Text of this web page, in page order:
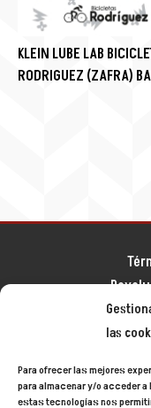
las
Para ofrecer las mejores
para almacenar y/o acceder
estas tecnologías nos
KLEIN LUBE LAB
RODRIGUEZ (ZAFRA)